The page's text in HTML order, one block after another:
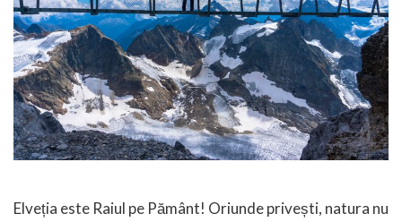
Elveția este Raiul pe Pământ! Oriunde privești, natura nu